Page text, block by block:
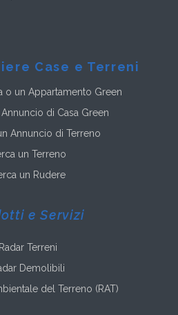
Case e Terreni
o un Appartamento Green
di Casa Green
Annuncio di Terreno
un Terreno
un Rudere
e Servizi
Radar Terreni
Demolibili
del Terreno (RAT)